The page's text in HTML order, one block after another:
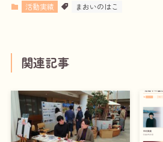
活動実績 まおいのはこ
関連記事